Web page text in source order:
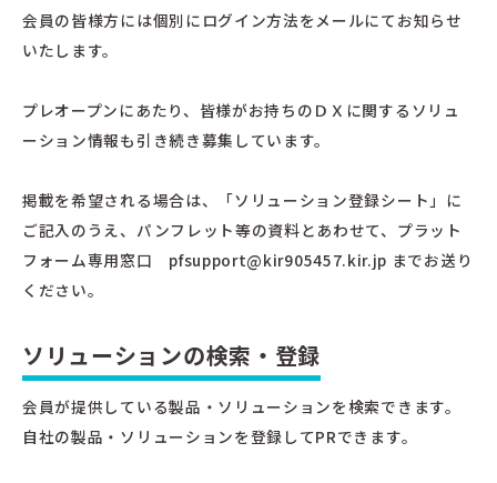
会員の皆様方には個別にログイン方法をメールにてお知らせ
いたします。
プレオープンにあたり、皆様がお持ちのＤＸに関するソリュ
ーション情報も引き続き募集しています。
掲載を希望される場合は、「ソリューション登録シート」に
ご記入のうえ、パンフレット等の資料とあわせて、プラット
フォーム専用窓口 pfsupport@kir905457.kir.jp までお送り
ください。
ソリューションの検索・登録
会員が提供している製品・ソリューションを検索できます。
自社の製品・ソリューションを登録してPRできます。